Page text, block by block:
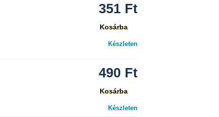
351 Ft
Kosárba
Készleten
490 Ft
Kosárba
Készleten